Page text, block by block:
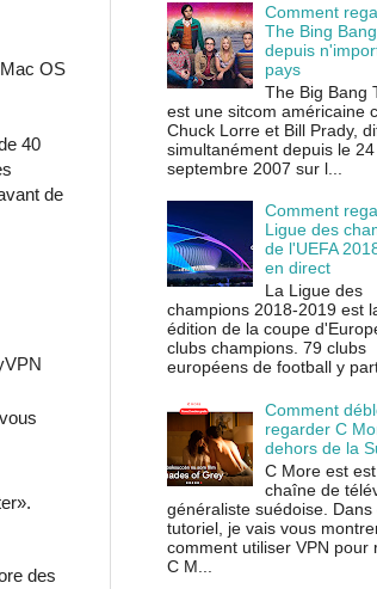
OS
40
de
des
Comment
The Bing
depuis
pays
The Big Bang
est une sitcom américaine
Chuck Lorre et Bill Prady,
simultanément depuis le 24
septembre 2007 sur l...
Comment
Ligue des
de l'UEFA
en direct
La Ligue des
champions 2018-2019 est
édition de la coupe
clubs champions. 79 clubs
européens de football y
Comment
regarder C
dehors de la
C More est
chaîne de
généraliste suédoise. Dans
tutoriel, je vais vous
comment utiliser VPN pour
C M...